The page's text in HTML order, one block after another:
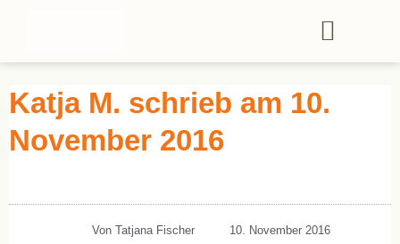
Katja M. schrieb am 10.
November 2016
VonTatjana Fischer 10. November 2016